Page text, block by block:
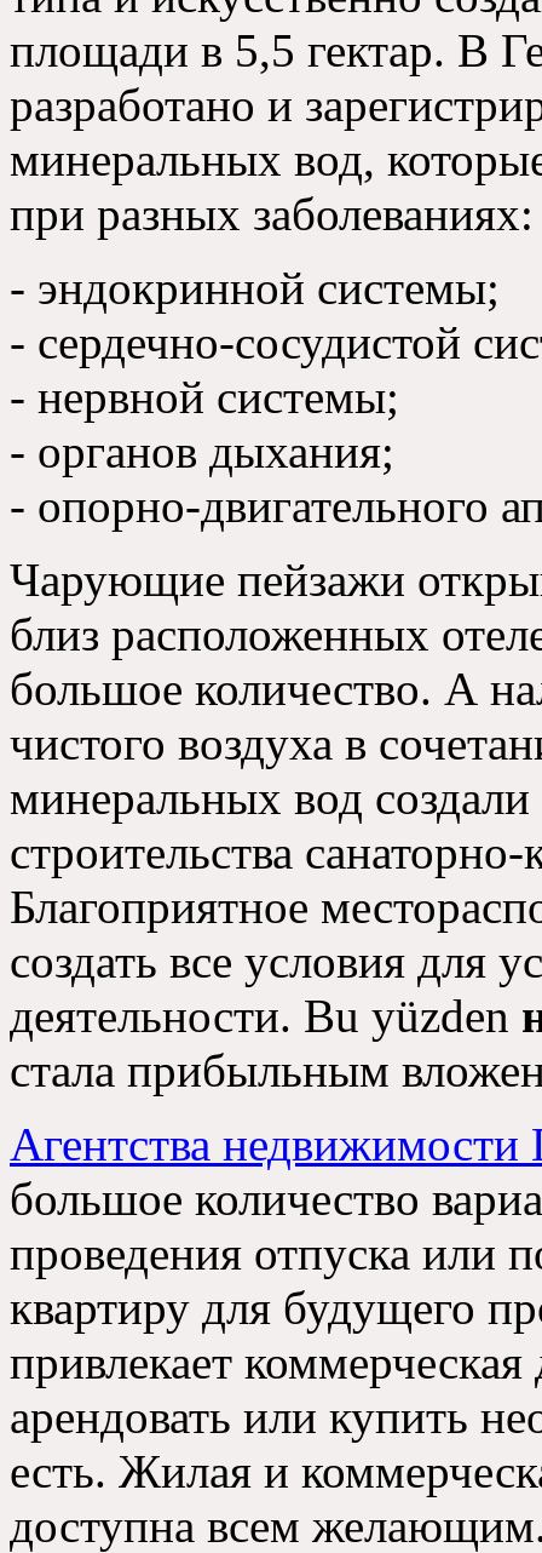
площади в 5,5 гектар. В
разработано и
минеральных вод,
при разных заболеваниях:
- эндокринной системы;
- сердечно-сосудистой
- нервной системы;
- органов дыхания;
- опорно-двигательного
Чарующие пейзажи
близ расположенных
большое количество. А
чистого воздуха в
минеральных вод
строительства
Благоприятное
создать все условия для
деятельности. Bu yüzden
стала прибыльным
Агентства недвижимости
большое количество
проведения отпуска или
квартиру для будущего
привлекает коммерческая
арендовать или купить
есть. Жилая и
доступна всем желающим